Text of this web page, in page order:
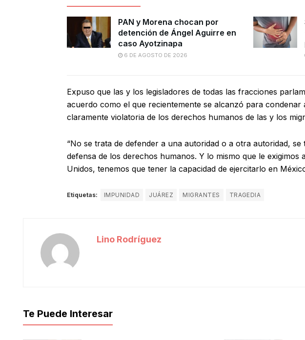
PAN y Morena chocan por
detención de Ángel Aguirre en
caso Ayotzinapa
6 DE AGOSTO DE 2026
Expuso que las y los legisladores de todas las fracciones
acuerdo como el que recientemente se alcanzó para condenar
claramente violatoria de los derechos humanos de las y los
“No se trata de defender a una autoridad o a otra autoridad,
defensa de los derechos humanos. Y lo mismo que le exigimos
Unidos, tenemos que tener la capacidad de ejercitarlo en
Etiquetas: IMPUNIDAD JUÁREZ MIGRANTES TRAGEDIA
Lino Rodríguez
Te Puede Interesar